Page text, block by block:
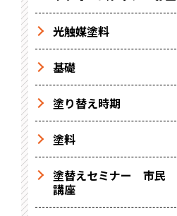
光触媒塗料
基礎
塗り替え時期
塗料
塗替えセミナー 市民
講座